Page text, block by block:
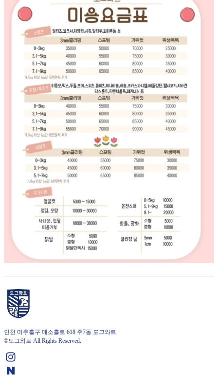
인천 미추홀구 매소홀로 618 주7동 도그와트
©도그와트 All Rights Reserved.